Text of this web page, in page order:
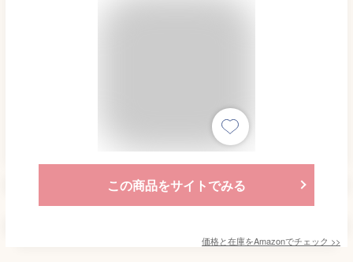
この商品をサイトでみる
価格と在庫をAmazonでチェック >>